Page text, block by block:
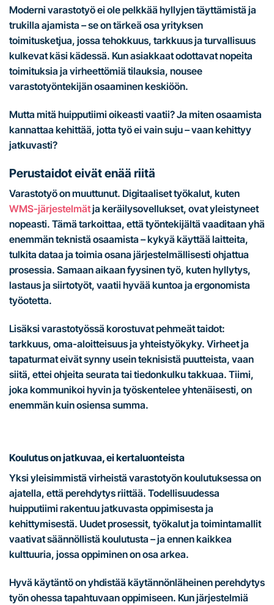
Moderni varastotyö ei ole pelkkää hyllyjen täyttämistä ja
trukilla ajamista – se on tärkeä osa yrityksen
toimitusketjua, jossa tehokkuus, tarkkuus ja turvallisuus
kulkevat käsi kädessä. Kun asiakkaat odottavat nopeita
toimituksia ja virheettömiä tilauksia, nousee
varastotyöntekijän osaaminen keskiöön.
Mutta mitä huipputiimi oikeasti vaatii? Ja miten osaamista
kannattaa kehittää, jotta työ ei vain suju – vaan kehittyy
jatkuvasti?
Perustaidot eivät enää riitä
Varastotyö on muuttunut. Digitaaliset työkalut, kuten
WMS-järjestelmätja keräilysovellukset, ovat yleistyneet
nopeasti. Tämä tarkoittaa, että työntekijältä vaaditaan yhä
enemmän teknistä osaamista – kykyä käyttää laitteita,
tulkita dataa ja toimia osana järjestelmällisesti ohjattua
prosessia. Samaan aikaan fyysinen työ, kuten hyllytys,
lastaus ja siirtotyöt, vaatii hyvää kuntoa ja ergonomista
työotetta.
Lisäksi varastotyössä korostuvat pehmeät taidot:
tarkkuus, oma-aloitteisuus ja yhteistyökyky. Virheet ja
tapaturmat eivät synny usein teknisistä puutteista, vaan
siitä, ettei ohjeita seurata tai tiedonkulku takkuaa. Tiimi,
joka kommunikoi hyvin ja työskentelee yhtenäisesti, on
enemmän kuin osiensa summa.
Koulutus on jatkuvaa, ei kertaluonteista
Yksi yleisimmistä virheistä varastotyön koulutuksessa on
ajatella, että perehdytys riittää. Todellisuudessa
huipputiimi rakentuu jatkuvasta oppimisesta ja
kehittymisestä. Uudet prosessit, työkalut ja toimintamallit
vaativat säännöllistä koulutusta – ja ennen kaikkea
kulttuuria, jossa oppiminen on osa arkea.
Hyvä käytäntö on yhdistää käytännönläheinen perehdytys
työn ohessa tapahtuvaan oppimiseen. Kun järjestelmiä